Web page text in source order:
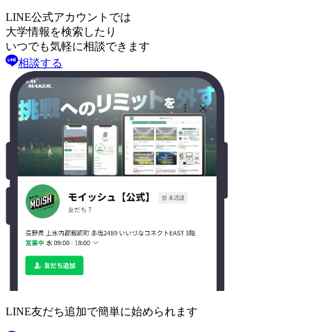
LINE公式アカウントでは
大学情報を検索したり
いつでも気軽に相談できます
相談する
LINE友だち追加で簡単に始められます